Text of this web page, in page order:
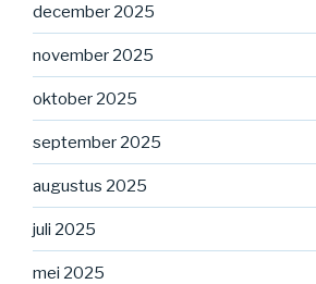
december 2025
november 2025
oktober 2025
september 2025
augustus 2025
juli 2025
mei 2025